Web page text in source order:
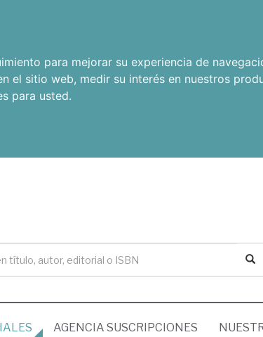
para mejorar su experiencia de
el sitio web, medir su interés en nuestros
para usted.
AGENCIA SUSCRIPCIONES